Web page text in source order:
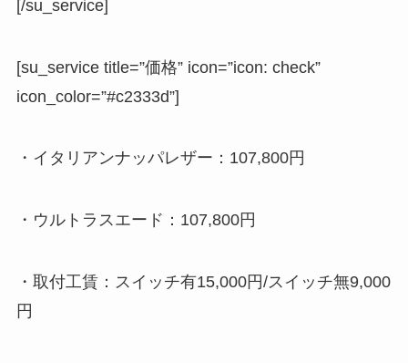
[/su_service]
[su_service title=”価格” icon=”icon: check”
icon_color=”#c2333d”]
・イタリアンナッパレザー：107,800円
・ウルトラスエード：107,800円
・取付工賃：スイッチ有15,000円/スイッチ無9,000
円